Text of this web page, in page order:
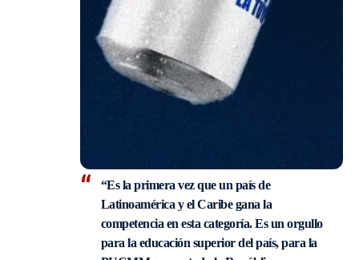
“Es la primera vez que un país de
Latinoamérica y el Caribe gana la
competencia en esta categoría. Es un orgullo
para la educación superior del país, para la